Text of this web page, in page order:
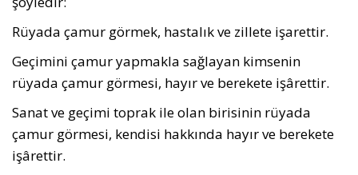
Rüyada çamur görmek, hastalık ve zillete işarettir.
Geçimini çamur yapmakla sağlayan kimse­nin
rüyada çamur görmesi, hayır ve berekete işârettir.
Sanat ve geçimi toprak ile olan birisinin rüyada
çamur görmesi, kendisi hakkında hayır ve berekete
işârettir.